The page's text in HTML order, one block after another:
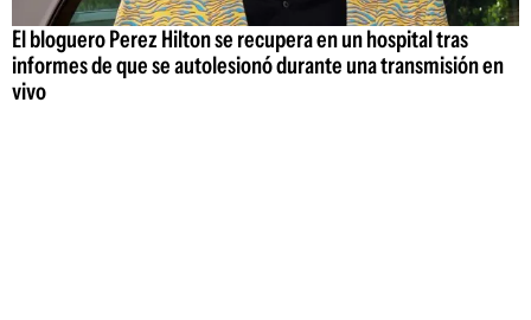
El bloguero Perez Hilton se recupera en un hospital tras
informes de que se autolesionó durante una transmisión en
vivo